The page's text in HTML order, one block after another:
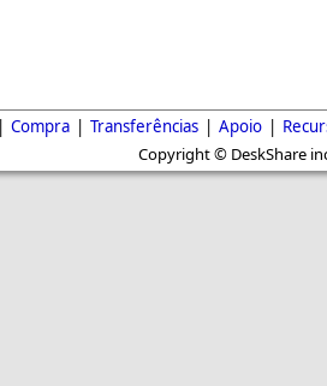
| Compra | Transferências | Apoio |
Copyright © DeskShare